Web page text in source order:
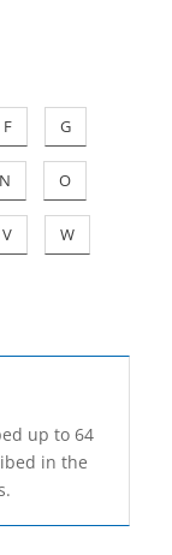
F G
N O
V W
up to 64
in the